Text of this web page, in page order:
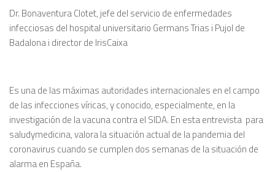
Dr. Bonaventura Clotet, jefe del servicio de enfermedades
infecciosas del hospital universitario Germans Trias i Pujol de
Badalona i director de IrisCaixa
Es una de las máximas autoridades internacionales en el campo
de las infecciones víricas, y conocido, especialmente, en la
investigación de la vacuna contra el SIDA. En esta entrevista para
saludymedicina, valora la situación actual de la pandemia del
coronavirus cuando se cumplen dos semanas de la situación de
alarma en España.